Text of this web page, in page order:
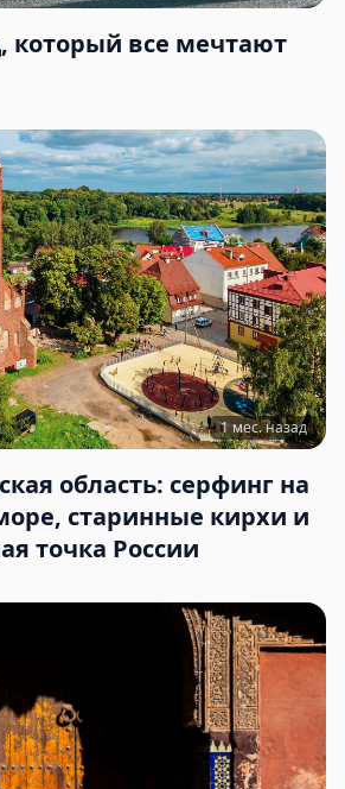
который все мечтают
1 мес. назад
область: серфинг на
старинные кирхи и
точка России